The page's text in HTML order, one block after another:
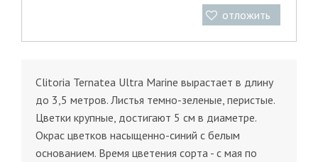
отложить
Clitoria Ternatea Ultra Marine вырастает в длину
до 3,5 метров. Листья темно-зеленые, перистые.
Цветки крупные, достигают 5 см в диаметре.
Окрас цветков насыщенно-синий с белым
основанием. Время цветения сорта - с мая по